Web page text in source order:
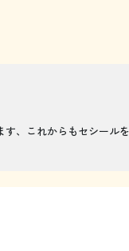
、これからもセシール